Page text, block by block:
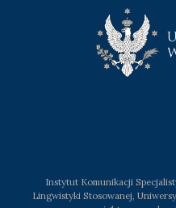
Instytut Komunikacji
Lingwistyki Stosowanej,